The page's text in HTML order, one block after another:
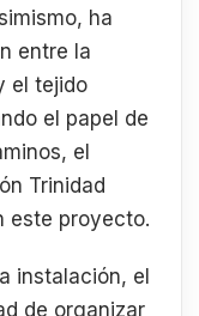
ha
entre la
el tejido
el papel de
el
Trinidad
este proyecto.
instalación, el
de organizar